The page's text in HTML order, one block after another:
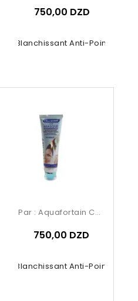
Blanchissant Anti-Points Noirs...
750,00 DZD
Blanchissant Anti-Points Noirs...
Par : Aquafortain Cosmetics
750,00 DZD